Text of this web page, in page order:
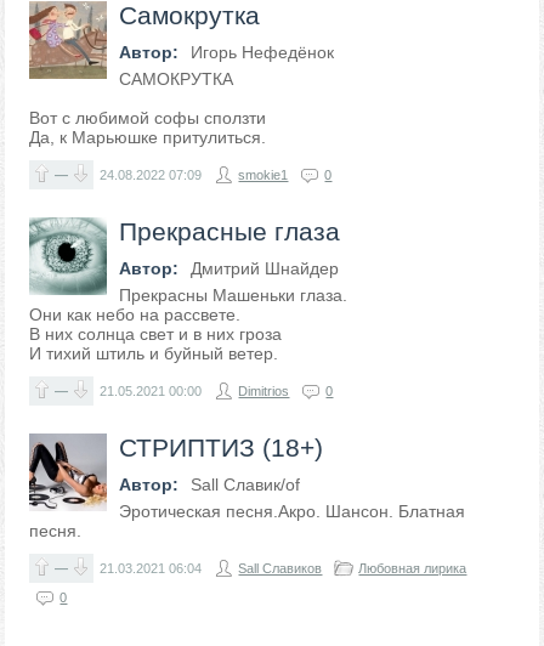
Самокрутка
Автор:
Игорь Нефедёнок
САМОКРУТКА
Вот с любимой софы сползти
Да, к Марьюшке притулиться.
— 24.08.202207:09 smokie1 0
Прекрасные глаза
Автор:
Дмитрий Шнайдер
Прекрасны Машеньки глаза.
Они как небо на рассвете.
В них солнца свет и в них гроза
И тихий штиль и буйный ветер.
— 21.05.202100:00 Dimitrios 0
СТРИПТИЗ (18+)
Автор:
Sall Славик/оf
Эротическая песня.Акро. Шансон. Блатная
песня.
— 21.03.202106:04 Sall Славиков
Любовная лирика
0